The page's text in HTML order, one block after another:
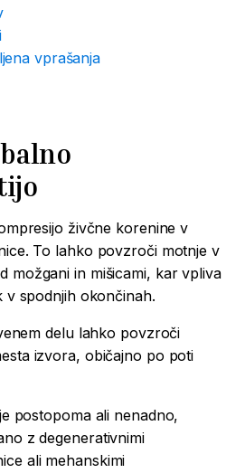
vprašanja
živčne korenine v
To lahko povzroči motnje v
možgani in mišicami, kar vpliva
v spodnjih okončinah.
delu lahko povzroči
izvora, običajno po poti
postopoma ali nenadno,
z degenerativnimi
ali mehanskimi